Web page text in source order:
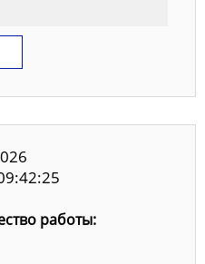
работы: